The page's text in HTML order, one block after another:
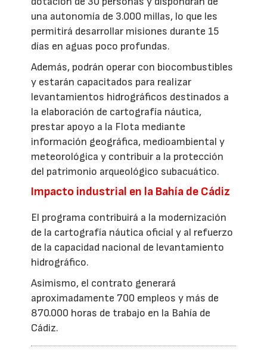
una autonomía de 3.000 millas, lo que les
permitirá desarrollar misiones durante 15
días en aguas poco profundas.
Además, podrán operar con biocombustibles
y estarán capacitados para realizar
levantamientos hidrográficos destinados a
la elaboración de cartografía náutica,
prestar apoyo a la Flota mediante
información geográfica, medioambiental y
meteorológica y contribuir a la protección
del patrimonio arqueológico subacuático.
Impacto industrial en la Bahía de Cádiz
El programa contribuirá a la modernización
de la cartografía náutica oficial y al refuerzo
de la capacidad nacional de levantamiento
hidrográfico.
Asimismo, el contrato generará
aproximadamente 700 empleos y más de
870.000 horas de trabajo en la Bahía de
Cádiz.